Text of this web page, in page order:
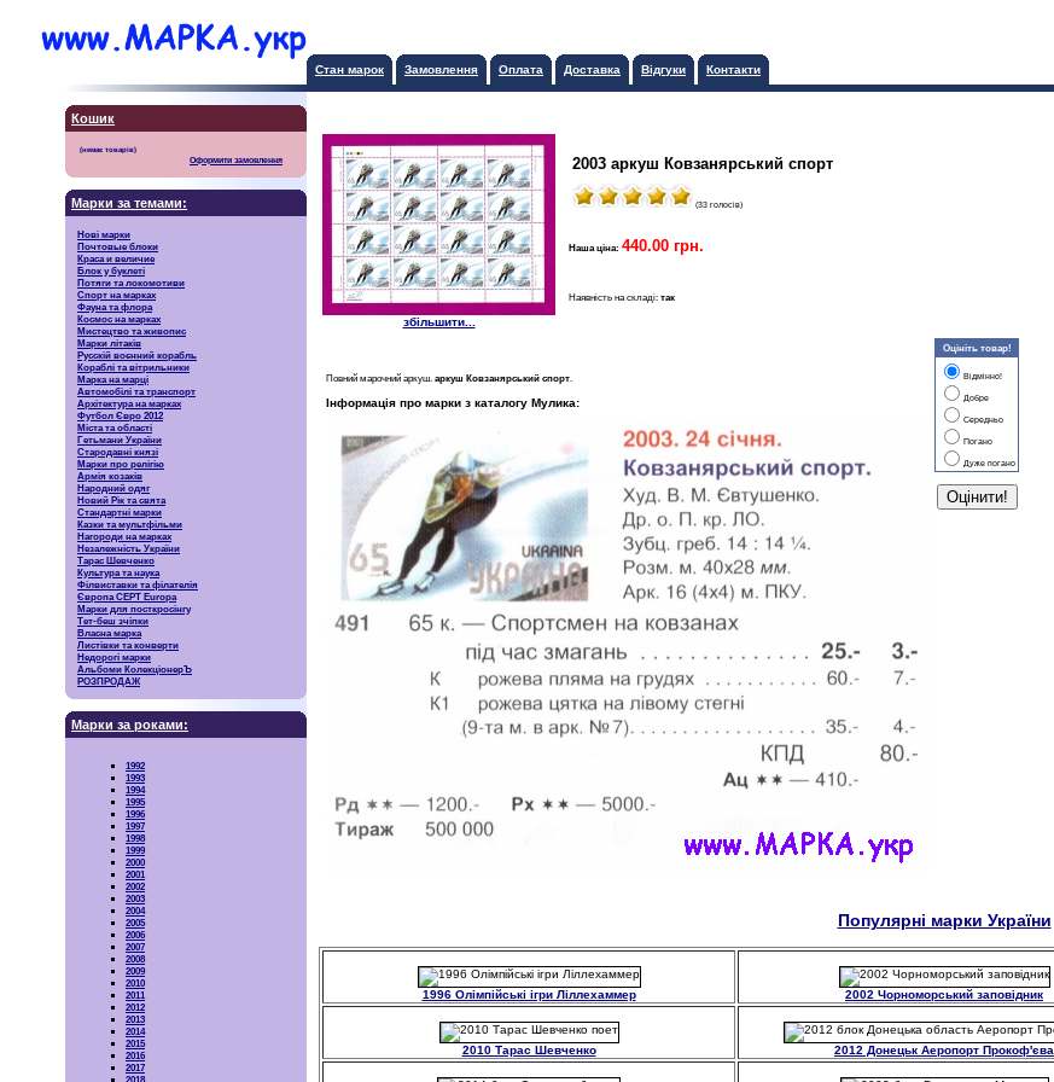
Стан марок Замовлення Оплата Доставка Відгуки Контакти
Кошик
Оформити замовлення
Марки за темами:
Нові марки
Почтовые блоки
Краса и величие
Блок у буклеті
Потяги та локомотиви
Спорт на марках
Фауна та флора
Космос на марках
Мистецтво та живопис
Марки літаків
Русскiй воєнний корабль
Кораблі та вітрильники
Марка на марці
Автомобілі та транспорт
Архітектура на марках
Футбол Євро 2012
Міста та області
Гетьмани України
Стародавні князі
Марки про релігію
Армія козаків
Народний одяг
Новий Рік та свята
Стандартні марки
Казки та мультфільми
Нагороди на марках
Незалежність України
Тарас Шевченко
Культура та наука
Філвиставки та філателія
Європа CEPT Europa
Марки для посткросінгу
Тет-беш зчіпки
Власна марка
Листівки та конверти
Недорогі марки
Альбоми КолекціонерЪ
РОЗПРОДАЖ
Марки за роками:
1992
1993
1994
1995
1996
1997
1998
1999
2000
2001
2002
2003
2004
2005
2006
2007
2008
2009
2010
2011
2012
2013
2014
2015
2016
2017
збільшити...
2003 аркуш Ковзанярський спорт
(33 голосів)
Наша ціна: 440.00 грн.
Наявність на складі: так
Повний марочний аркуш. аркуш Ковзанярський спорт
Інформація про марки з каталогу Мулика:
Оцініть товар!
Відмінно!
Добре
Середньо
Погано
Дуже погано
Популярні марки України
1996 Олімпійські ігри Ліллехаммер 2002 Чорноморський заповідник
2010 Тарас Шевченко 2012 Донецьк Аеропорт Прокоф'єва